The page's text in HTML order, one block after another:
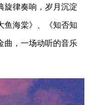
律奏响，岁月沉淀
鱼海棠》、《知否知
曲，一场动听的音乐